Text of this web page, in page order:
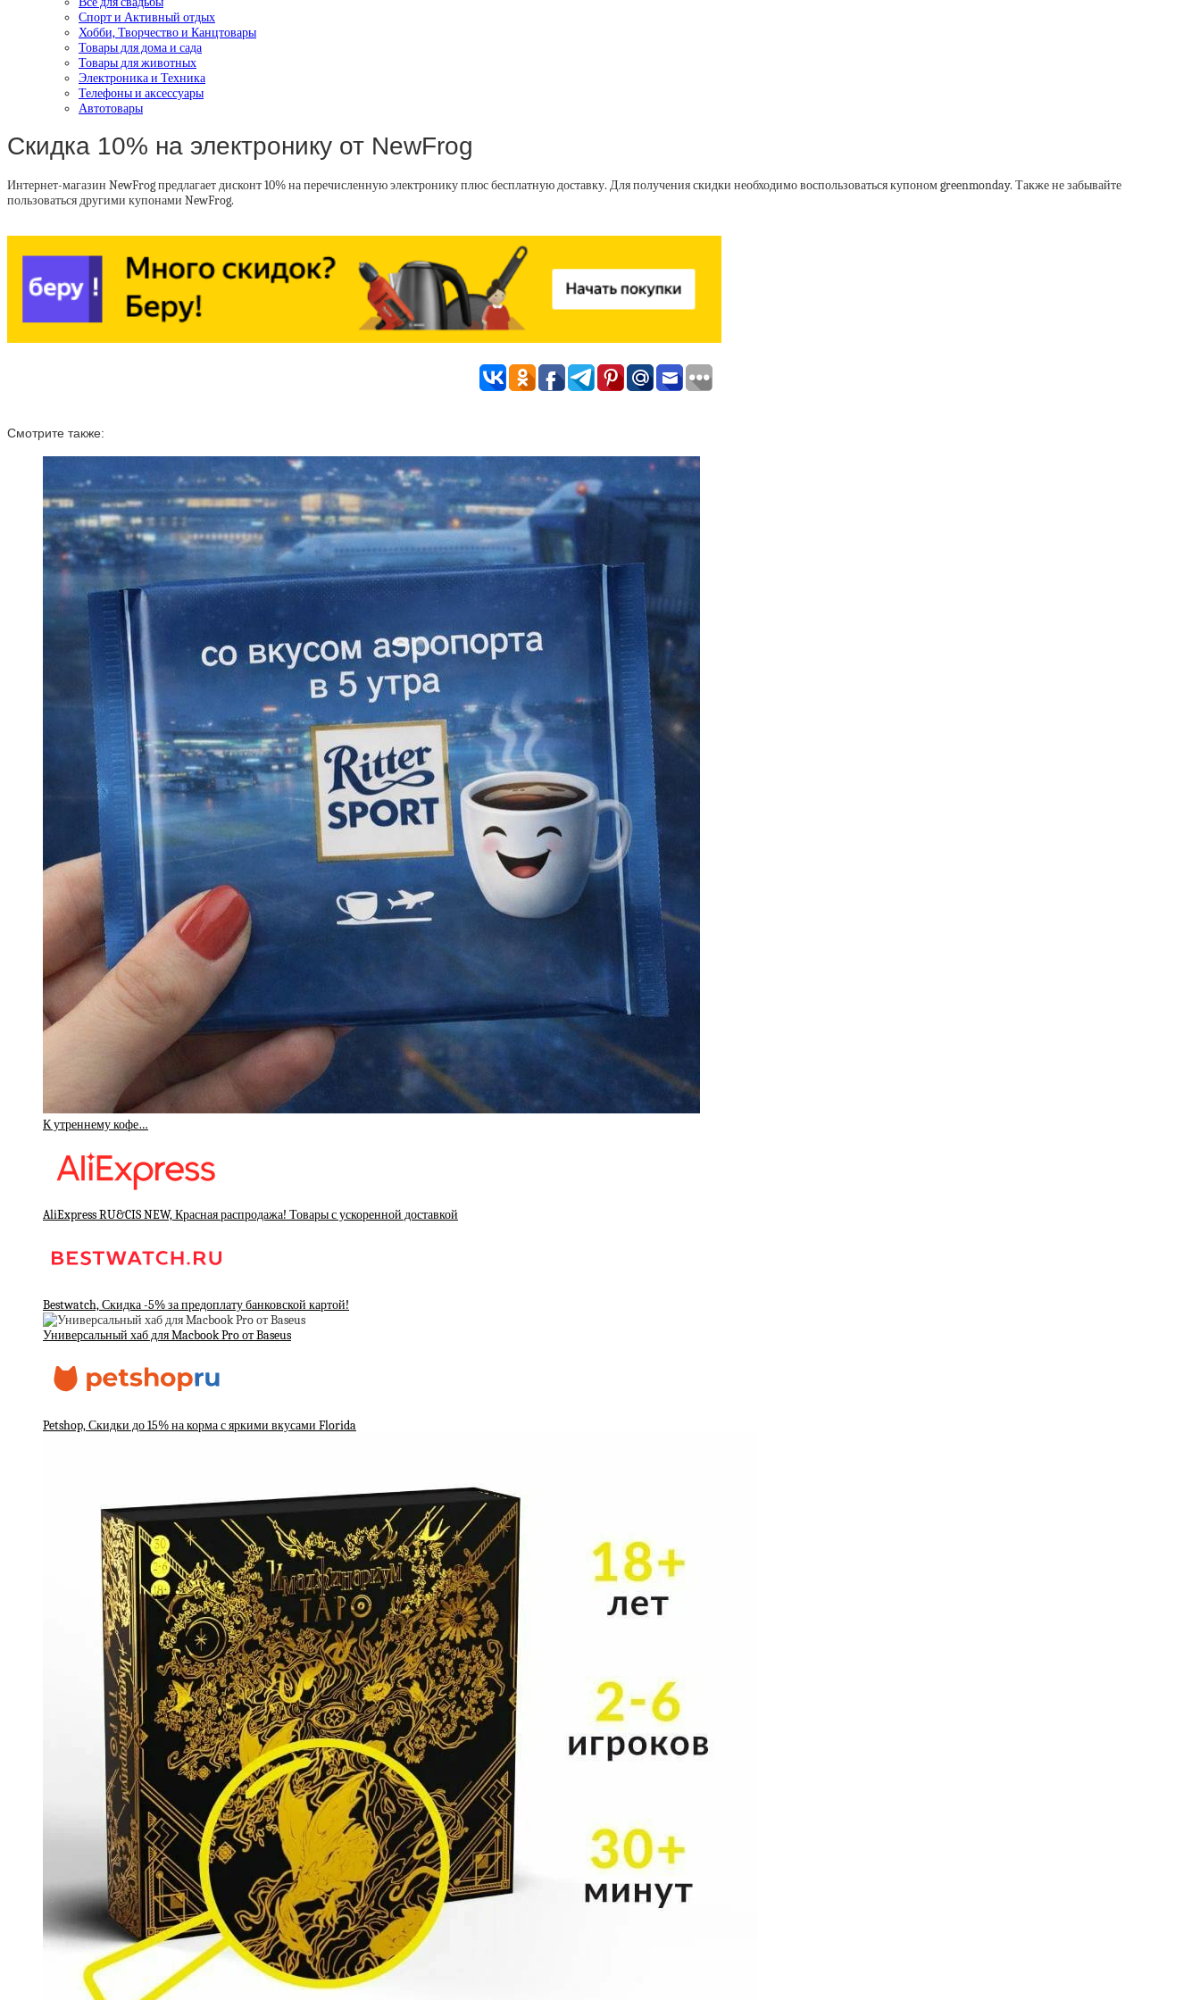
Спорт и Активный отдых
Хобби, Творчество и Канцтовары
Товары для дома и сада
Товары для животных
Электроника и Техника
Телефоны и аксессуары
Автотовары
Скидка 10% на электронику от NewFrog
Интернет-магазин NewFrog предлагает дисконт 10% на перечисленную электронику плюс бесплатную доставку. Для получения скидки необходимо воспользоваться купоном greenmonday. Также не забывайте
пользоваться другими купонами NewFrog.
Смотрите также:
К утреннему кофе…
AliExpress RU&CIS NEW, Красная распродажа! Товары с ускоренной доставкой
Bestwatch, Скидка -5% за предоплату банковской картой!
Универсальный хаб для Macbook Pro от Baseus
Petshop, Скидки до 15% на корма с яркими вкусами Florida